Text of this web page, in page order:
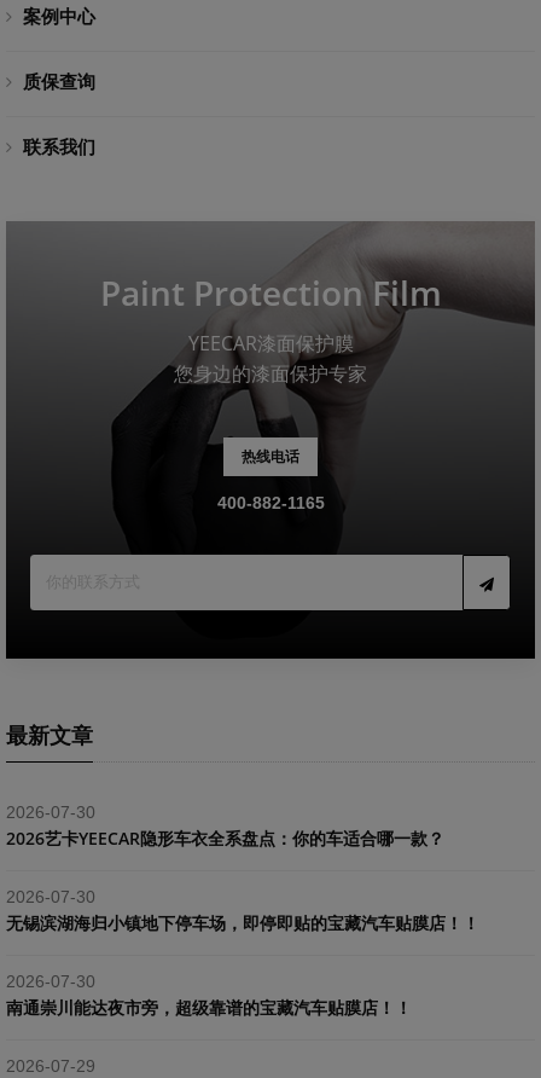
案例中心
质保查询
联系我们
Paint Protection Film
YEECAR漆面保护膜
您身边的漆面保护专家
热线电话
400-882-1165
最新文章
2026-07-30
2026艺卡YEECAR隐形车衣全系盘点：你的车适合哪一款？
2026-07-30
​无锡滨湖海归小镇地下停车场，即停即贴的宝藏汽车贴膜店！！
2026-07-30
南通崇川能达夜市旁，超级靠谱的宝藏汽车贴膜店！！
2026-07-29